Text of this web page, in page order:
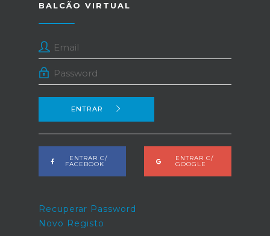
BALCÃO VIRTUAL
ENTRAR
ENTRAR C/
FACEBOOK
ENTRAR C/
GOOGLE
Recuperar Password
Novo Registo